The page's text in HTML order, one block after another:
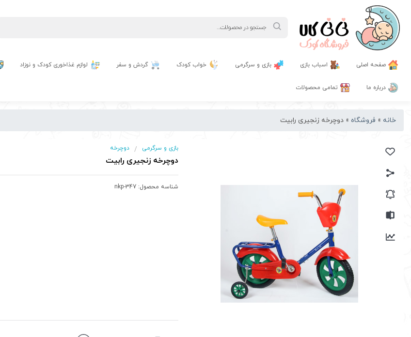
search
صفحه اصلی اسباب بازی بازی و سرگرمی خواب کودک گردش و سفر لوازم غذاخوری کودک و نوزاد
درباره ما تمامی محصولات
خانه » فروشگاه » دوچرخه زنجیری رابیت
بازی و سرگرمی / دوچرخه
دوچرخه زنجیری رابیت
شناسه محصول: nkp-347